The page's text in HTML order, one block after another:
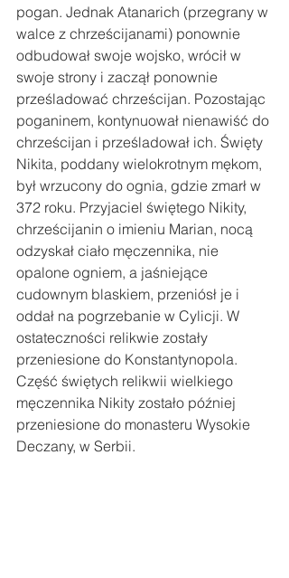
pogan. Jednak Atanarich (przegrany w
walce z chrześcijanami) ponownie
odbudował swoje wojsko, wrócił w
swoje strony i zaczął ponownie
prześladować chrześcijan. Pozostając
poganinem, kontynuował nienawiść do
chrześcijan i prześladował ich. Święty
Nikita, poddany wielokrotnym mękom,
był wrzucony do ognia, gdzie zmarł w
372 roku. Przyjaciel świętego Nikity,
chrześcijanin o imieniu Marian, nocą
odzyskał ciało męczennika, nie
opalone ogniem, a jaśniejące
cudownym blaskiem, przeniósł je i
oddał na pogrzebanie w Cylicji. W
ostateczności relikwie zostały
przeniesione do Konstantynopola.
Część świętych relikwii wielkiego
męczennika Nikity zostało później
przeniesione do monasteru Wysokie
Deczany, w Serbii.